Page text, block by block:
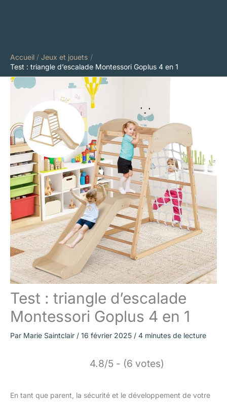
Accueil
Jeux et jouets
Test : triangle d’escalade Montessori Goplus 4 en 1
Test : triangle d’escalade
Montessori Goplus 4 en 1
Par Marie Saintclair / 16 février 2025 / 4 minutes de lecture
4.8/5 - (6 votes)
En tant que parent, la sécurité et le développement de votre